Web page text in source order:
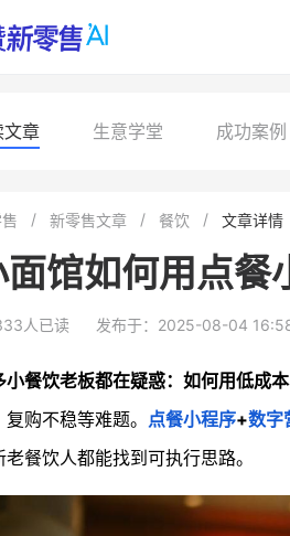
文章 生意学堂 成功案例
新零售文章 餐饮 文章详情
馆如何用点餐
人已读 发布于：2025-08-04
小餐饮老板都在疑惑：如何用低成
复购不稳等难题。 点餐小程序+数字
老餐饮人都能找到可执行思路。